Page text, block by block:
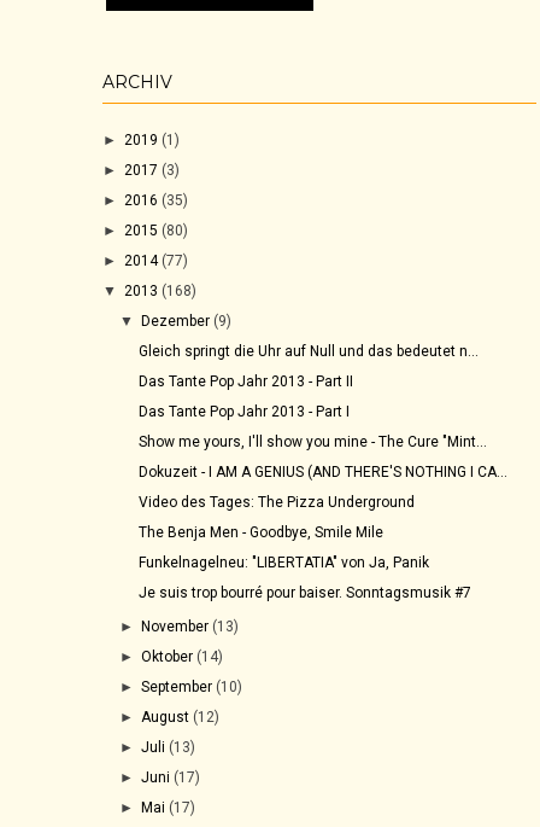
ARCHIV
► 2019 (1)
► 2017 (3)
► 2016 (35)
► 2015 (80)
► 2014 (77)
▼ 2013 (168)
▼Dezember (9)
Gleich springt die Uhr auf Null und das bedeutet n...
Das Tante Pop Jahr 2013 - Part II
Das Tante Pop Jahr 2013 - Part I
Show me yours, I'll show you mine - The Cure "Mint...
Dokuzeit - I AM A GENIUS (AND THERE'S NOTHING I CA...
Video des Tages: The Pizza Underground
The Benja Men - Goodbye, Smile Mile
Funkelnagelneu: "LIBERTATIA" von Ja, Panik
Je suis trop bourré pour baiser. Sonntagsmusik #7
►November (13)
►Oktober (14)
►September (10)
► August (12)
►Juli (13)
►Juni (17)
►Mai (17)